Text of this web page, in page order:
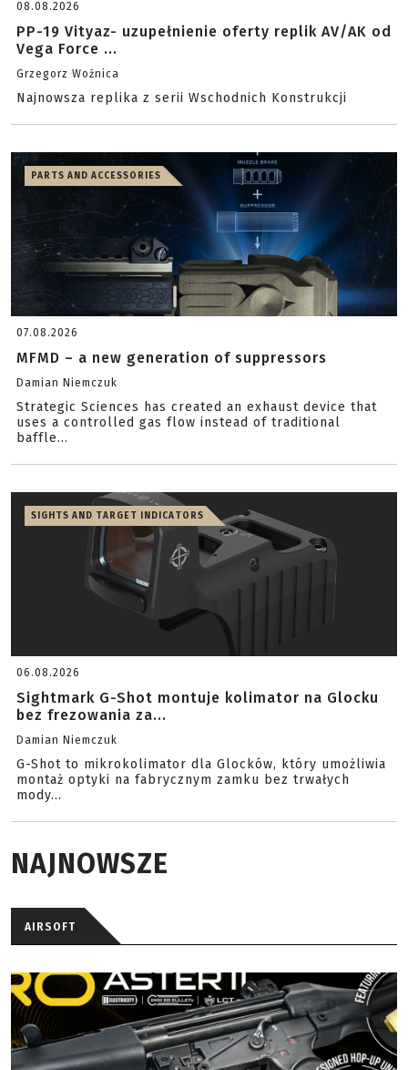
08.08.2026
PP-19 Vityaz- uzupełnienie oferty replik AV/AK od
Vega Force ...
Grzegorz Woźnica
Najnowsza replika z serii Wschodnich Konstrukcji
PARTS AND ACCESSORIES
07.08.2026
MFMD – a new generation of suppressors
Damian Niemczuk
Strategic Sciences has created an exhaust device that
uses a controlled gas flow instead of traditional
baffle...
SIGHTS AND TARGET INDICATORS
06.08.2026
Sightmark G-Shot montuje kolimator na Glocku
bez frezowania za...
Damian Niemczuk
G-Shot to mikrokolimator dla Glocków, który umożliwia
montaż optyki na fabrycznym zamku bez trwałych
mody...
NAJNOWSZE
AIRSOFT